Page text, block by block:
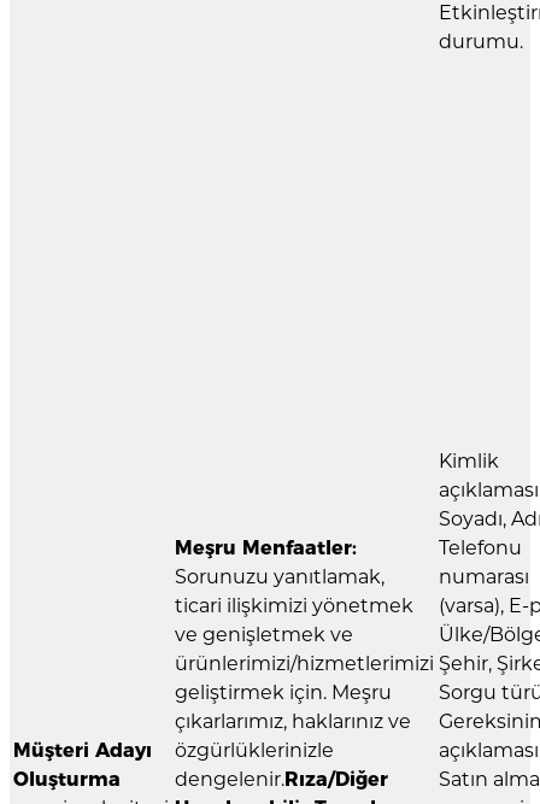
durumu.
Müşteri Adayı
Oluşturma
Meşru Menfaatler:
Sorunuzu yanıtlamak,
ticari ilişkimizi yönetmek
ve genişletmek ve
ürünlerimizi/hizmetlerimizi
geliştirmek için. Meşru
çıkarlarımız, haklarınız ve
özgürlüklerinizle
dengelenir.Rıza/Diğer
Kimlik
Soyadı,
Telefonu
numarası
(varsa), E-
Ülke/
Şehir,
Sorgu
Satın alma